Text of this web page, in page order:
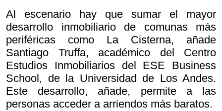
Al escenario hay que sumar el mayor
desarrollo inmobiliario de comunas más
periféricas como La Cisterna, añade
Santiago Truffa, académico del Centro
Estudios Inmobiliarios del ESE Business
School, de la Universidad de Los Andes.
Este desarrollo, añade, permite a las
personas acceder a arriendos más baratos.